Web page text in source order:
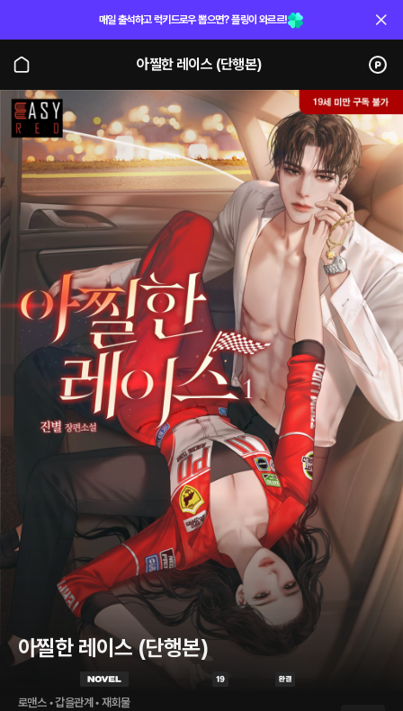
매일 출석하고 럭키드로우 뽑으면? 플링이 와르르!
아찔한 레이스 (단행본)
아찔한 레이스 (단행본)
로맨스 • 갑을관계 • 재회물